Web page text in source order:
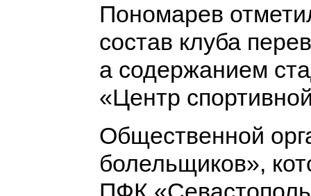
Пономарев
состав клуба
а содержанием
«Центр
Общественной
болельщиков»,